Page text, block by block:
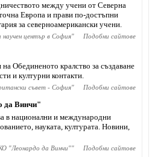
между учени от Северна
Европа и прави по-достъпни
за северноамерикански учени.
научен център в София" Подобни сайтове
Обединеното кралство за създаване
и културни контакти.
съвет - София" Подобни сайтове
Винчи"
в национални и международни
науката, културата. Новини,
"Леонардо да Винчи"" Подобни сайтове